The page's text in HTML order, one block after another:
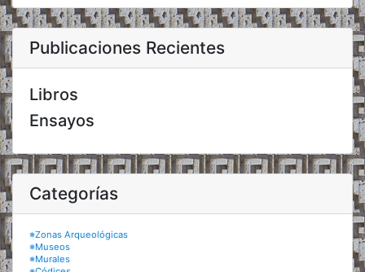
Publicaciones Recientes
Libros
Ensayos
Categorías
※Zonas Arqueológicas
※Museos
※Murales